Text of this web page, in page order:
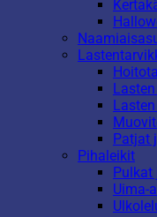
Patjat
Pihaleikit
Pulkat
Uima-